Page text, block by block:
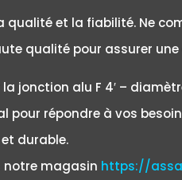
qualité et la fiabilité. Ne
qualité pour assurer
alu F 4′ –
répondre à vos
durable.
notre magasin https://